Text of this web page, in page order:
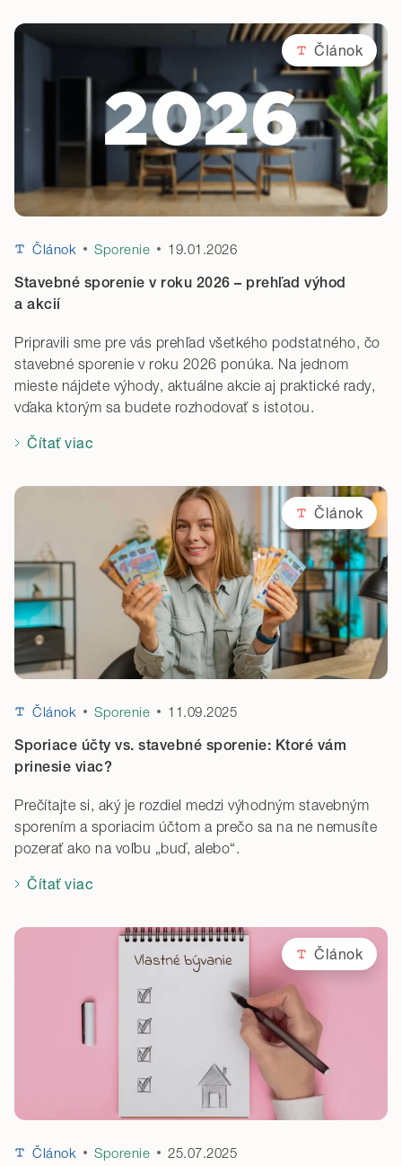
Článok
Článok Sporenie 19.01.2026
Stavebné sporenie v roku 2026 – prehľad výhod
a akcií
Pripravili sme pre vás prehľad všetkého podstatného, čo
stavebné sporenie v roku 2026 ponúka. Na jednom
mieste nájdete výhody, aktuálne akcie aj praktické rady,
vďaka ktorým sa budete rozhodovať s istotou.
Čítať viac
Článok
Článok Sporenie 11.09.2025
Sporiace účty vs. stavebné sporenie: Ktoré vám
prinesie viac?
Prečítajte si, aký je rozdiel medzi výhodným stavebným
sporením a sporiacim účtom a prečo sa na ne nemusíte
pozerať ako na voľbu „buď, alebo“.
Čítať viac
Článok
Článok Sporenie 25.07.2025